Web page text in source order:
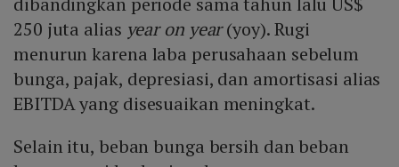
250 juta alias year on year(yoy). Rugi
menurun karena laba perusahaan sebelum
bunga, pajak, depresiasi, dan amortisasi alias
EBITDA yang disesuaikan meningkat.
Selain itu, beban bunga bersih dan beban